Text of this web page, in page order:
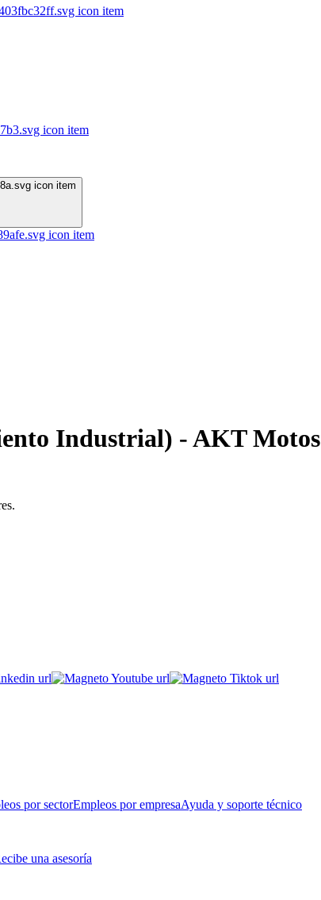
Industrial) - AKT Motos
por sectorEmpleos por empresaAyuda y soporte técnico
una asesoría